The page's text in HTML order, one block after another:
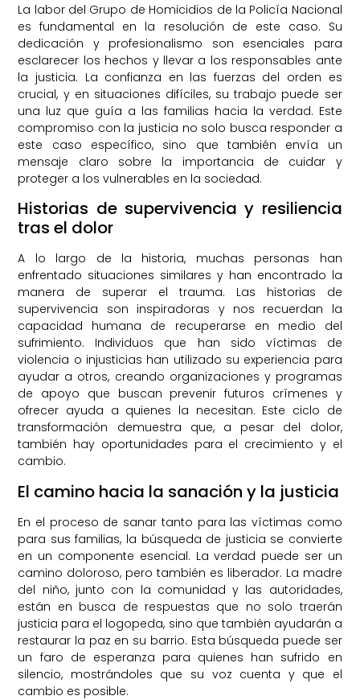
La labor del Grupo de Homicidios de la Policía Nacional
es fundamental en la resolución de este caso. Su
dedicación y profesionalismo son esenciales para
esclarecer los hechos y llevar a los responsables ante
la justicia. La confianza en las fuerzas del orden es
crucial, y en situaciones difíciles, su trabajo puede ser
una luz que guía a las familias hacia la verdad. Este
compromiso con la justicia no solo busca responder a
este caso específico, sino que también envía un
mensaje claro sobre la importancia de cuidar y
proteger a los vulnerables en la sociedad.
Historias de supervivencia y resiliencia
tras el dolor
A lo largo de la historia, muchas personas han
enfrentado situaciones similares y han encontrado la
manera de superar el trauma. Las historias de
supervivencia son inspiradoras y nos recuerdan la
capacidad humana de recuperarse en medio del
sufrimiento. Individuos que han sido víctimas de
violencia o injusticias han utilizado su experiencia para
ayudar a otros, creando organizaciones y programas
de apoyo que buscan prevenir futuros crímenes y
ofrecer ayuda a quienes la necesitan. Este ciclo de
transformación demuestra que, a pesar del dolor,
también hay oportunidades para el crecimiento y el
cambio.
El camino hacia la sanación y la justicia
En el proceso de sanar tanto para las víctimas como
para sus familias, la búsqueda de justicia se convierte
en un componente esencial. La verdad puede ser un
camino doloroso, pero también es liberador. La madre
del niño, junto con la comunidad y las autoridades,
están en busca de respuestas que no solo traerán
justicia para el logopeda, sino que también ayudarán a
restaurar la paz en su barrio. Esta búsqueda puede ser
un faro de esperanza para quienes han sufrido en
silencio, mostrándoles que su voz cuenta y que el
cambio es posible.